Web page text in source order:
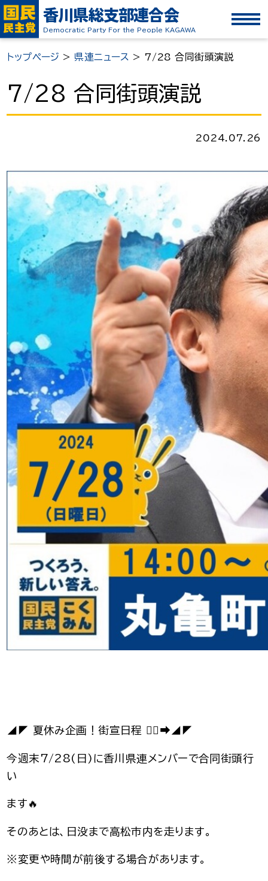
香川県総支部連合会
Democratic Party For the People KAGAWA
トップページ > 県連ニュース > 7/28 合同街頭演説
7/28 合同街頭演説
2024.07.26
◢◤ 夏休み企画！街宣日程 🏃‍♂️‍➡️◢◤
今週末7/28(日)に香川県連メンバーで合同街頭行
い
ます🔥
そのあとは、日没まで高松市内を走ります。
※変更や時間が前後する場合があります。